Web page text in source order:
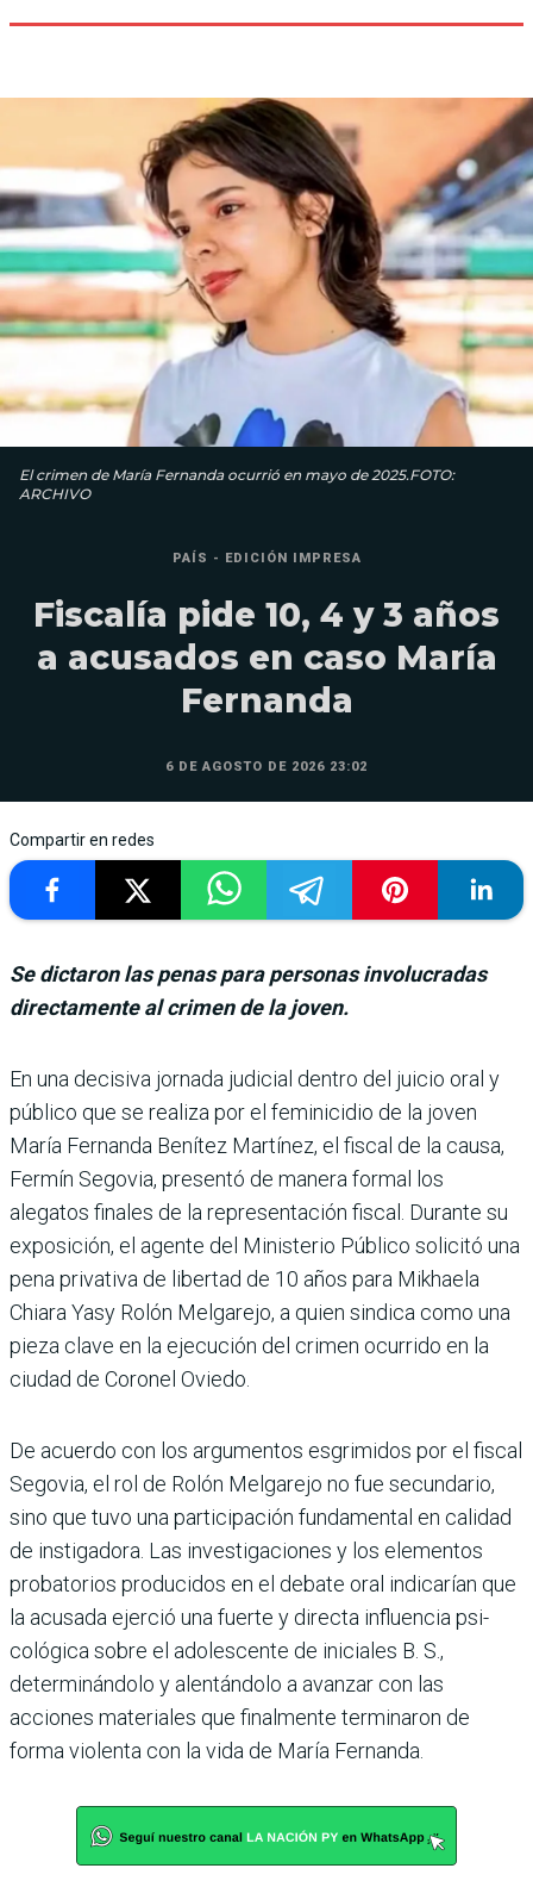
El crimen de María Fernanda ocurrió en mayo de 2025.FOTO:
ARCHIVO
PAÍS - EDICIÓN IMPRESA
Fiscalía pide 10, 4 y 3 años
a acusados en caso María
Fernanda
6 DE AGOSTO DE 2026 23:02
Compartir en redes
Se dictaron las penas para personas involucradas
directamente al crimen de la joven.
En una decisiva jornada judicial dentro del jui­cio oral y
público que se realiza por el feminicidio de la joven
María Fernanda Benítez Martínez, el fiscal de la causa,
Fermín Segovia, pre­sentó de manera formal los
alegatos finales de la repre­sentación fiscal. Durante su
exposición, el agente del Ministerio Público solicitó una
pena privativa de liber­tad de 10 años para Mikhaela
Chiara Yasy Rolón Melgarejo, a quien sindica como una
pieza clave en la ejecución del crimen ocurrido en la
ciudad de Coronel Oviedo.
De acuerdo con los argumentos esgrimidos por el fiscal
Sego­via, el rol de Rolón Melgarejo no fue secundario,
sino que tuvo una participación fundamen­tal en calidad
de instigadora. Las investigaciones y los ele­mentos
probatorios produci­dos en el debate oral indica­rían que
la acusada ejerció una fuerte y directa influencia psi­
cológica sobre el adolescente de iniciales B. S.,
determinándolo y alentándolo a avanzar con las
acciones materiales que final­mente terminaron de
forma violenta con la vida de María Fernanda.